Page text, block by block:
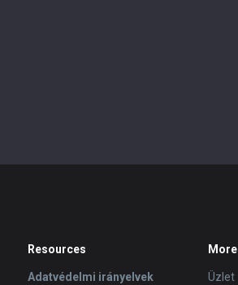
Resources
Adatvédelmi irányelvek
More
Üzlet